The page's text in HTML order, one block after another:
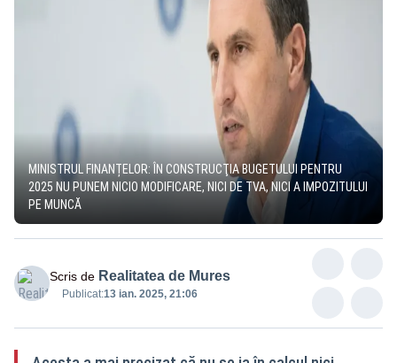
MINISTRUL FINANȚELOR: ÎN CONSTRUCŢIA BUGETULUI PENTRU
2025 NU PUNEM NICIO MODIFICARE, NICI DE TVA, NICI A IMPOZITULUI
PE MUNCĂ
Scris de Realitatea de Mures
Publicat:13 ian. 2025, 21:06